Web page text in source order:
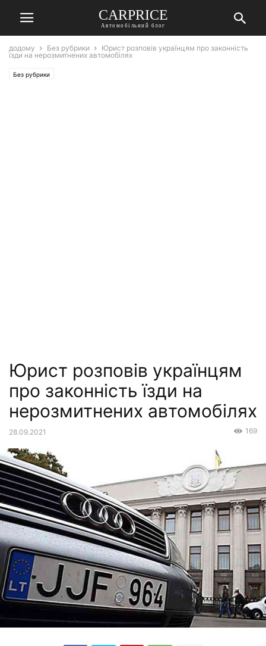
СARPRICE
Автомобільний блог
додому Без рубрики
Юрист розповів українцям про законність
їзди на нерозмитнених автомобілях
Без рубрики
Юрист розповів українцям
про законність їзди на
нерозмитнених автомобілях
28.09.2021 169